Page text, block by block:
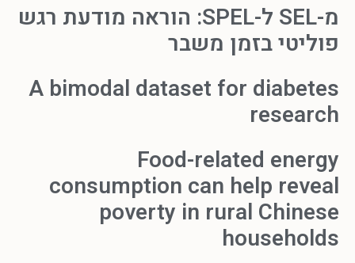
מ-SEL ל-SPEL: הוראה מודעת רגש
פוליטי בזמן משבר
A bimodal dataset for diabetes
research
Food-related energy
consumption can help reveal
poverty in rural Chinese
households